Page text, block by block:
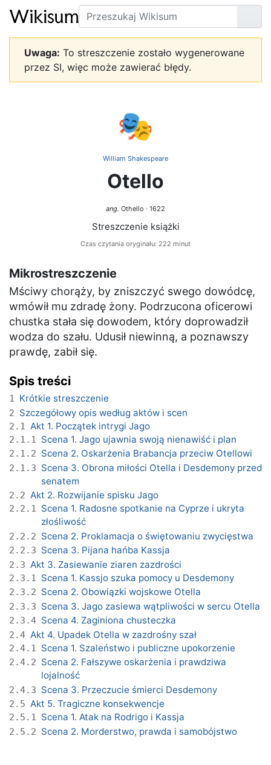
Szukaj
Uwaga: To streszczenie zostało wygenerowane
przez SI, więc może zawierać błędy.
🎭
William Shakespeare
Otello
ang. Othello · 1622
Streszczenie książki
Czas czytania oryginału: 222 minut
Mikrostreszczenie
Mściwy chorąży, by zniszczyć swego dowódcę,
wmówił mu zdradę żony. Podrzucona oficerowi
chustka stała się dowodem, który doprowadził
wodza do szału. Udusił niewinną, a poznawszy
prawdę, zabił się.
Spis treści
1 Krótkie streszczenie
2 Szczegółowy opis według aktów i scen
2.1 Akt 1. Początek intrygi Jago
2.1.1 Scena 1. Jago ujawnia swoją nienawiść i plan
2.1.2 Scena 2. Oskarżenia Brabancja przeciw Otellowi
2.1.3 Scena 3. Obrona miłości Otella i Desdemony przed
senatem
2.2 Akt 2. Rozwijanie spisku Jago
2.2.1 Scena 1. Radosne spotkanie na Cyprze i ukryta
złośliwość
2.2.2 Scena 2. Proklamacja o świętowaniu zwycięstwa
2.2.3 Scena 3. Pijana hańba Kassja
2.3 Akt 3. Zasiewanie ziaren zazdrości
2.3.1 Scena 1. Kassjo szuka pomocy u Desdemony
2.3.2 Scena 2. Obowiązki wojskowe Otella
2.3.3 Scena 3. Jago zasiewa wątpliwości w sercu Otella
2.3.4 Scena 4. Zaginiona chusteczka
2.4 Akt 4. Upadek Otella w zazdrośny szał
2.4.1 Scena 1. Szaleństwo i publiczne upokorzenie
2.4.2 Scena 2. Fałszywe oskarżenia i prawdziwa
lojalność
2.4.3 Scena 3. Przeczucie śmierci Desdemony
2.5 Akt 5. Tragiczne konsekwencje
2.5.1 Scena 1. Atak na Rodrigo i Kassja
2.5.2 Scena 2. Morderstwo, prawda i samobójstwo